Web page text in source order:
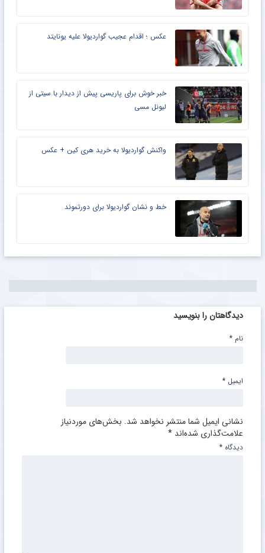
عکس ؛ اقدام عجیب گواردیولا علیه یونایتد
خبر خوش برای پاریسی پیش از دیدار با سیتی از
لیونل مسی
واکنش گواردیولا به خرید هری کین + عکس
خط و نشان گواردیولا برای دورتموند
دیدگاهتان را بنویسید
نشانی ایمیل شما منتشر نخواهد شد. بخش‌های موردنیاز
علامت‌گذاری شده‌اند *
دیدگاه *
نام *
ایمیل *